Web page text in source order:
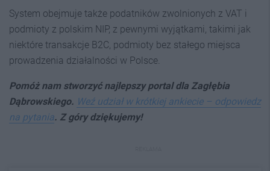
System obejmuje także podatników zwolnionych z VAT i
podmioty z polskim NIP, z pewnymi wyjątkami, takimi jak
niektóre transakcje B2C, podmioty bez stałego miejsca
prowadzenia działalności w Polsce.
Pomóż nam stworzyć najlepszy portal dla Zagłębia
Dąbrowskiego. Weź udział w krótkiej ankiecie – odpowiedz
na pytania. Z góry dziękujemy!